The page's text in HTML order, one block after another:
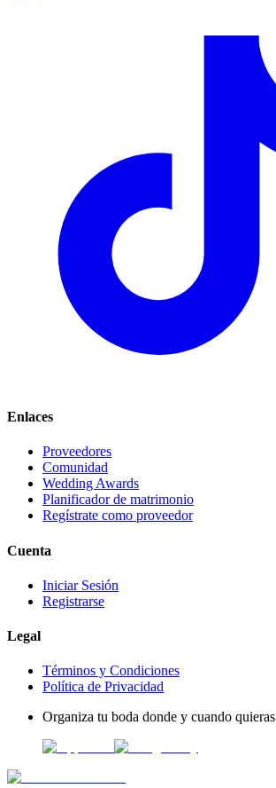
Enlaces
Proveedores
Comunidad
Wedding Awards
Planificador de matrimonio
Regístrate como proveedor
Cuenta
Iniciar Sesión
Registrarse
Legal
Términos y Condiciones
Política de Privacidad
Organiza tu boda donde y cuando quieras